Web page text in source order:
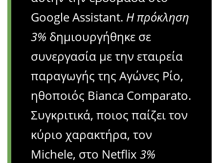
Google Assistant. Η πρόκληση
3% δημιουργήθηκε σε
συνεργασία με την εταιρεία
παραγωγής της Αγώνες Ρίο,
ηθοποιός Bianca Comparato.
Συγκριτικά, ποιος παίζει τον
κύριο χαρακτήρα, τον
Michele, στο Netflix 3%